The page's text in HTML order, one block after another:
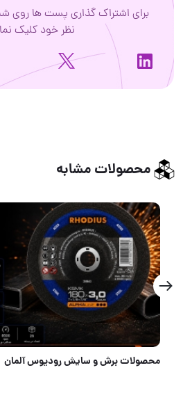
برای اشتراک گذاری پست ها روی
نظر خود کلیک
محصولات مشابه
محصولات برش و سایش رودیوس آلمان